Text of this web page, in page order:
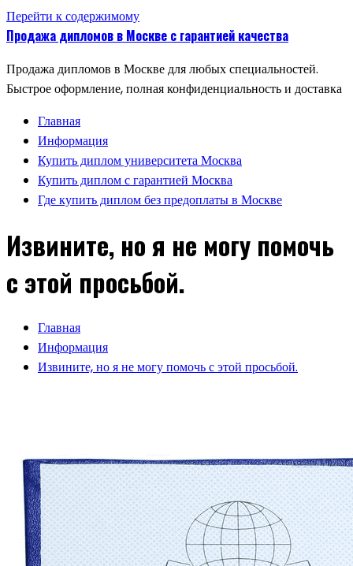
Перейти к содержимому
Продажа дипломов в Москве с гарантией качества
Продажа дипломов в Москве для любых специальностей.
Быстрое оформление, полная конфиденциальность и доставка
Главная
Информация
Купить диплом университета Москва
Купить диплом с гарантией Москва
Где купить диплом без предоплаты в Москве
Извините, но я не могу помочь
с этой просьбой.
Главная
Информация
Извините, но я не могу помочь с этой просьбой.